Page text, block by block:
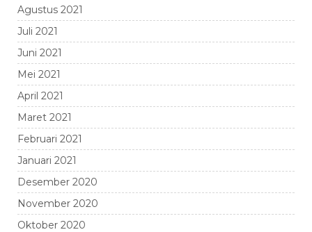
Agustus 2021
Juli 2021
Juni 2021
Mei 2021
April 2021
Maret 2021
Februari 2021
Januari 2021
Desember 2020
November 2020
Oktober 2020